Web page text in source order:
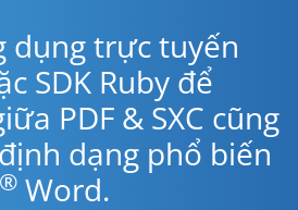
dụng trực tuyến
SDK Ruby để
PDF & SXC cũng
dạng phổ biến
® Word.